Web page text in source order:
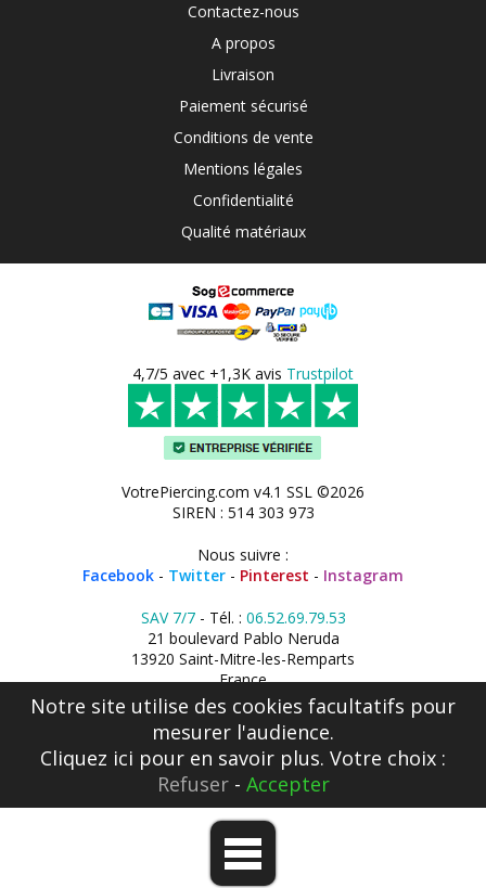
Contactez-nous
A propos
Livraison
Paiement sécurisé
Conditions de vente
Mentions légales
Confidentialité
Qualité matériaux
4,7/5 avec +1,3K avis Trustpilot
VotrePiercing.com v4.1 SSL ©2026
SIREN : 514 303 973
Nous suivre :
Facebook - Twitter - Pinterest - Instagram
SAV 7/7- Tél. : 06.52.69.79.53
21 boulevard Pablo Neruda
13920 Saint-Mitre-les-Remparts
France
Notre site utilise des cookies facultatifs pour
mesurer l'audience.
Cliquez ici pour en savoir plus. Votre choix :
Refuser- Accepter